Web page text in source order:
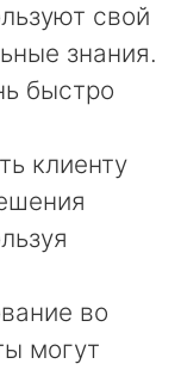
свой
знания.
быстро
клиенту
во
могут